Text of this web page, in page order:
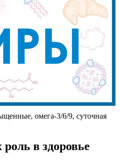
омега-3/6/9, суточная
в здоровье